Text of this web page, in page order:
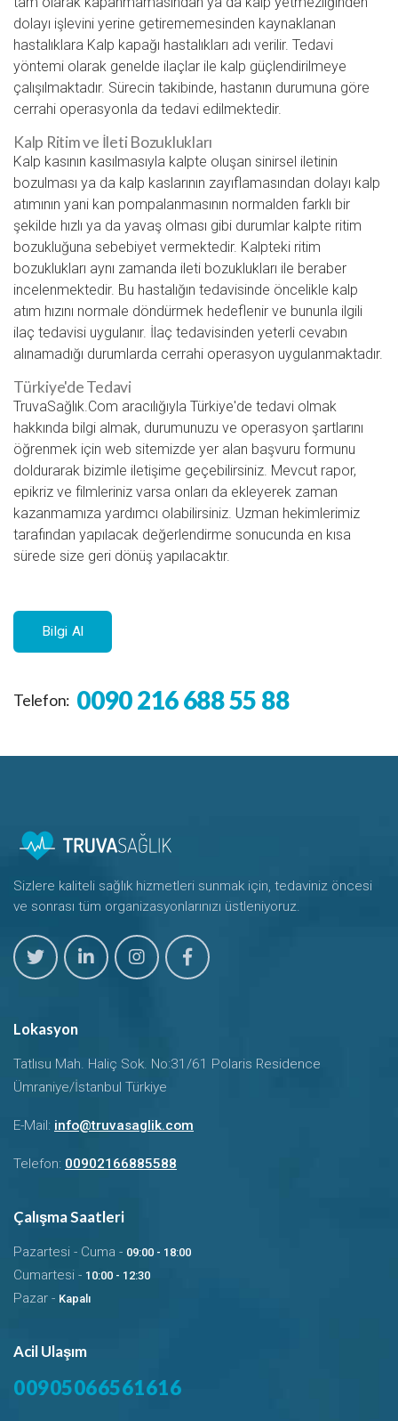
dolayı işlevini yerine getirememesinden kaynaklanan
hastalıklara Kalp kapağı hastalıkları adı verilir. Tedavi
yöntemi olarak genelde ilaçlar ile kalp güçlendirilmeye
çalışılmaktadır. Sürecin takibinde, hastanın durumuna göre
cerrahi operasyonla da tedavi edilmektedir.
Kalp Ritim ve İleti Bozuklukları
Kalp kasının kasılmasıyla kalpte oluşan sinirsel iletinin
bozulması ya da kalp kaslarının zayıflamasından dolayı kalp
atımının yani kan pompalanmasının normalden farklı bir
şekilde hızlı ya da yavaş olması gibi durumlar kalpte ritim
bozukluğuna sebebiyet vermektedir. Kalpteki ritim
bozuklukları aynı zamanda ileti bozuklukları ile beraber
incelenmektedir. Bu hastalığın tedavisinde öncelikle kalp
atım hızını normale döndürmek hedeflenir ve bununla ilgili
ilaç tedavisi uygulanır. İlaç tedavisinden yeterli cevabın
alınamadığı durumlarda cerrahi operasyon uygulanmaktadır.
Türkiye'de Tedavi
TruvaSağlık.Com aracılığıyla Türkiye'de tedavi olmak
hakkında bilgi almak, durumunuzu ve operasyon şartlarını
öğrenmek için web sitemizde yer alan başvuru formunu
doldurarak bizimle iletişime geçebilirsiniz. Mevcut rapor,
epikriz ve filmleriniz varsa onları da ekleyerek zaman
kazanmamıza yardımcı olabilirsiniz. Uzman hekimlerimiz
tarafından yapılacak değerlendirme sonucunda en kısa
sürede size geri dönüş yapılacaktır.
Bilgi Al
Telefon: 0090 216 688 55 88
Sizlere kaliteli sağlık hizmetleri sunmak için, tedaviniz öncesi
ve sonrası tüm organizasyonlarınızı üstleniyoruz.
Lokasyon
Tatlısu Mah. Haliç Sok. No:31/61 Polaris Residence
Ümraniye/İstanbul Türkiye
E-Mail: info@truvasaglik.com
Telefon: 00902166885588
Çalışma Saatleri
Pazartesi - Cuma - 09:00 - 18:00
Cumartesi - 10:00 - 12:30
Pazar - Kapalı
Acil Ulaşım
00905066561616